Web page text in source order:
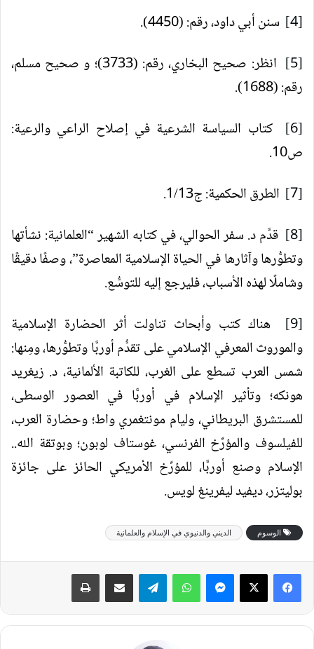
[4]
سنن أبي داود، رقم: (4450).
[5]
انظر: صحيح البخاري، رقم: (3733)؛ و صحيح مسلم،
رقم: (1688).
[6]
كتاب السياسة الشرعية في إصلاح الراعي والرعية:
ص10.
[7]
الطرق الحكمية: ج1/13.
[8]
قدَّم د. سفر الحوالي، في كتابه الشهير “العلمانية: نشأتها
وتطوُّرها وآثارها في الحياة الإسلامية المعاصرة”، وصفًا دقيقًا
وشاملًا لهذه الأسباب، فليرجع إليه للتوسُّع.
[9]
هناك كتب وأبحاث تناولت أثر الحضارة الإسلامية
والموروث المعرفي الإسلامي على تقدُّم أوربَّا وتطوُّرها، ومِنها:
شمس العرب تسطع على الغرب، للكاتبة الألمانية، د. زيغريد
هونكه؛ وتأثير الإسلام في أوربَّا في العصور الوسطى،
للمستشرق البريطاني، وليام مونتغمري واط؛ وحضارة العرب،
للفيلسوف والمؤرِّخ الفرنسي، غوستاف لوبون؛ وبوتقة الله..
الإسلام وصنع أوربَّا، للمؤرِّخ الأمريكي الحائز على جائزة
بوليتزر، ديفيد ليفرينغ لويس.
الوسوم الديني والدنيوي في الإسلام والعلمانية
فيسبوك ‫X ماسنجر واتساب تيلقرام مشاركة عبر البريد طباعة